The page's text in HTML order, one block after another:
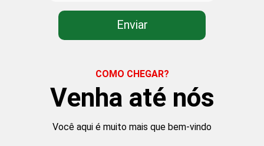
COMO CHEGAR?
Venha até nós
Você aqui é muito mais que bem-vindo